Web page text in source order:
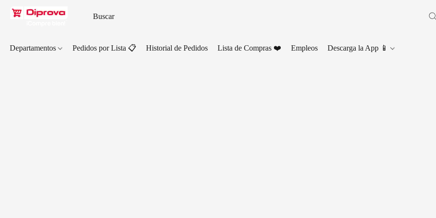
Departamentos Pedidos por Lista 📋 Historial de Pedidos Lista de Compras ❤️ Empleos Descarga la App 📱